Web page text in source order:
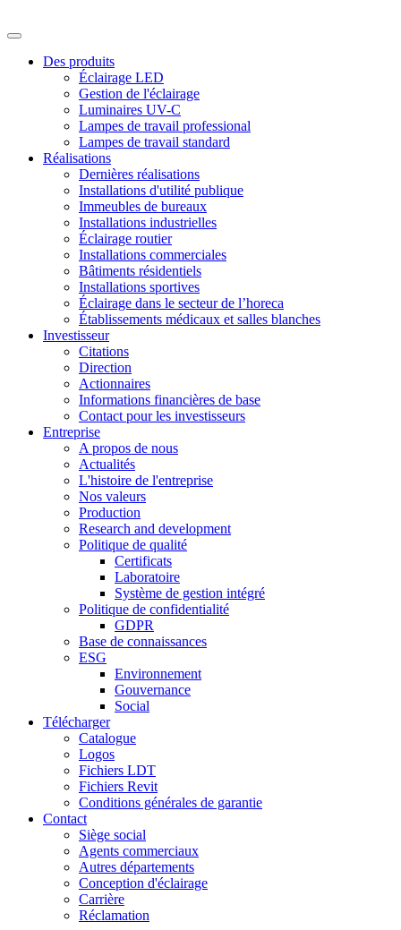
Des produits
Éclairage LED
Gestion de l'éclairage
Luminaires UV-C
Lampes de travail professional
Lampes de travail standard
Réalisations
Dernières réalisations
Installations d'utilité publique
Immeubles de bureaux
Installations industrielles
Éclairage routier
Installations commerciales
Bâtiments résidentiels
Installations sportives
Éclairage dans le secteur de l’horeca
Établissements médicaux et salles blanches
Investisseur
Citations
Direction
Actionnaires
Informations financières de base
Contact pour les investisseurs
Entreprise
A propos de nous
Actualités
L'histoire de l'entreprise
Nos valeurs
Production
Research and development
Politique de qualité
Certificats
Laboratoire
Système de gestion intégré
Politique de confidentialité
GDPR
Base de connaissances
ESG
Environnement
Gouvernance
Social
Télécharger
Catalogue
Logos
Fichiers LDT
Fichiers Revit
Conditions générales de garantie
Contact
Siège social
Agents commerciaux
Autres départements
Conception d'éclairage
Carrière
Réclamation